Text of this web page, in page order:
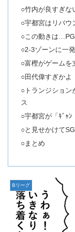
○竹内が良すぎな
○宇都宮はリバウ
○この動きは
○2-3ゾーンに一
○富樫がゲームを
○田代偉すぎかよ
○トランジション
ス
○宇都宮が「ｷﾞｬ
○と見せかけて
○まとめ
Bリーグ